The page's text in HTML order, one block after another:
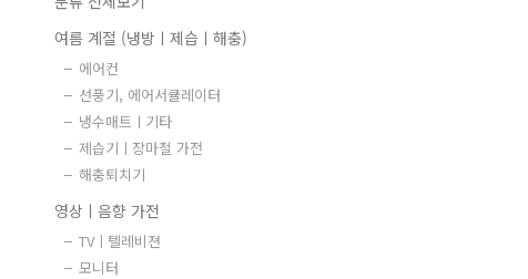
여름 계절 (냉방ㅣ제습ㅣ해충)
에어컨
선풍기, 에어서큘레이터
냉수매트ㅣ기타
제습기ㅣ장마철 가전
해충퇴치기
영상ㅣ음향 가전
TVㅣ텔레비젼
모니터